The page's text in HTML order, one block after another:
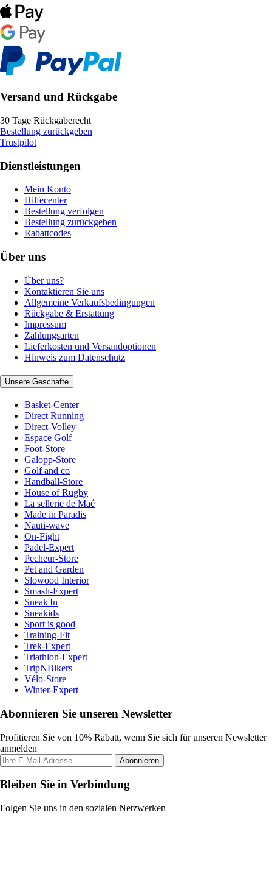
Versand und Rückgabe
30 Tage Rückgaberecht
Bestellung zurückgeben
Trustpilot
Dienstleistungen
Mein Konto
Hilfecenter
Bestellung verfolgen
Bestellung zurückgeben
Rabattcodes
Über uns
Über uns?
Kontaktieren Sie uns
Allgemeine Verkaufsbedingungen
Rückgabe & Erstattung
Impressum
Zahlungsarten
Lieferkosten und Versandoptionen
Hinweis zum Datenschutz
Unsere Geschäfte
Basket-Center
Direct Running
Direct-Volley
Espace Golf
Foot-Store
Galopp-Store
Golf and co
Handball-Store
House of Rugby
La sellerie de Maé
Made in Paradis
Nauti-wave
On-Fight
Padel-Expert
Pecheur-Store
Pet and Garden
Slowood Interior
Smash-Expert
Sneak'In
Sneakids
Sport is good
Training-Fit
Trek-Expert
Triathlon-Expert
TripNBikers
Vélo-Store
Winter-Expert
Abonnieren Sie unseren Newsletter
Profitieren Sie von 10% Rabatt, wenn Sie sich für unseren Newsletter
anmelden
Abonnieren
Bleiben Sie in Verbindung
Folgen Sie uns in den sozialen Netzwerken